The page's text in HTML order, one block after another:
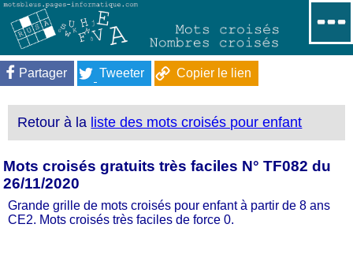
Partager Tweeter Copier le lien
Retour à la liste des mots croisés pour enfant
Mots croisés gratuits très faciles N° TF082 du
26/11/2020
Grande grille de mots croisés pour enfant à partir de 8 ans
CE2. Mots croisés très faciles de force 0.